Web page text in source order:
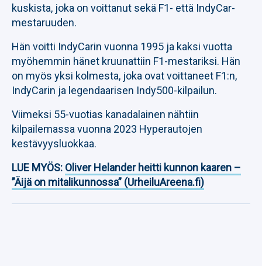
kuskista, joka on voittanut sekä F1- että IndyCar-
mestaruuden.
Hän voitti IndyCarin vuonna 1995 ja kaksi vuotta
myöhemmin hänet kruunattiin F1-mestariksi. Hän
on myös yksi kolmesta, joka ovat voittaneet F1:n,
IndyCarin ja legendaarisen Indy500-kilpailun.
Viimeksi 55-vuotias kanadalainen nähtiin
kilpailemassa vuonna 2023 Hyperautojen
kestävyysluokkaa.
LUE MYÖS: Oliver Helander heitti kunnon kaaren –
”Äijä on mitalikunnossa” (UrheiluAreena.fi)